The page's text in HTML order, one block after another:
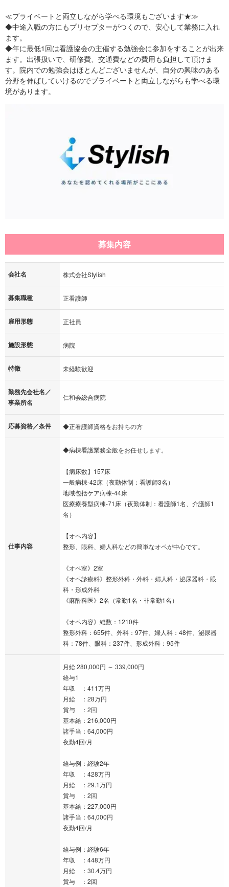
≪プライベートと両立しながら学べる環境もございます★≫
◆中途入職の方にもプリセプターがつくので、安心して業務に入れ
ます。
◆年に最低1回は看護協会の主催する勉強会に参加をすることが出来
ます。出張扱いで、研修費、交通費などの費用も負担して頂けま
す。院内での勉強会はほとんどございませんが、自分の興味のある
分野を伸ばしていけるのでプライベートと両立しながらも学べる環
境があります。
募集内容
会社名 株式会社Stylish
募集職種 正看護師
雇用形態 正社員
施設形態 病院
特徴 未経験歓迎
勤務先会社名／
事業所名
仁和会総合病院
応募資格／条件 ◆正看護師資格をお持ちの方
仕事内容
◆病棟看護業務全般をお任せします。
【病床数】157床
一般病棟-42床（夜勤体制：看護師3名）
地域包括ケア病棟-44床
医療療養型病棟-71床（夜勤体制：看護師1名、介護師1
名）
【オペ内容】
整形、眼科、婦人科などの簡単なオペが中心です。
《オペ室》2室
《オペ診療科》整形外科・外科・婦人科・泌尿器科・眼
科・形成外科
《麻酔科医》2名（常勤1名・非常勤1名）
《オペ内容》総数：1210件
整形外科：655件、外科：97件、婦人科：48件、泌尿器
科：78件、眼科：237件、形成外科：95件
月給 280,000円 ～ 339,000円
給与1
年収 ：411万円
月給 ：28万円
賞与 ：2回
基本給：216,000円
諸手当：64,000円
夜勤4回/月
給与例：経験2年
年収 ：428万円
月給 ：29.1万円
賞与 ：2回
基本給：227,000円
諸手当：64,000円
夜勤4回/月
給与例：経験6年
年収 ：448万円
月給 ：30.4万円
賞与 ：2回